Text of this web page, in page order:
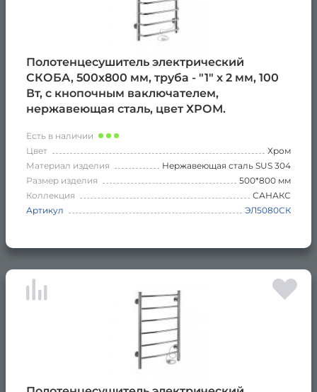
Полотенцесушитель электрический
СКОБА, 500х800 мм, труба - "1" x 2 мм, 100
Вт, с кнопочным ваключателем,
нержавеющая сталь, цвет ХРОМ.
Есть в наличии
Цвет
Хром
Материал изделия
Нержавеющая сталь SUS 304
Размер изделия
500*800 мм
Коллекция
САНАКС
Артикул
ЭЛ5080СК